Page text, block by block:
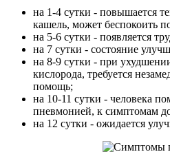
на 1-4 сутки - повышается
кашель, может беспокоить
на 5-6 сутки - появляется
на 7 сутки - состояние
на 8-9 сутки - при
кислорода, требуется
помощь;
на 10-11 сутки - человека
пневмонией, к симптомам
на 12 сутки - ожидается